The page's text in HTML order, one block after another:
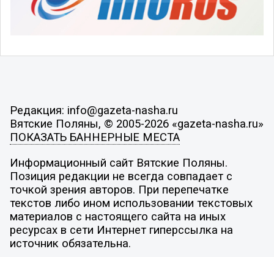
Редакция: info@gazeta-nasha.ru
Вятские Поляны, © 2005-2026 «gazeta-nasha.ru»
ПОКАЗАТЬ БАННЕРНЫЕ МЕСТА
Информационный сайт Вятские Поляны.
Позиция редакции не всегда совпадает с
точкой зрения авторов. При перепечатке
текстов либо ином использовании текстовых
материалов с настоящего сайта на иных
ресурсах в сети Интернет гиперссылка на
источник обязательна.